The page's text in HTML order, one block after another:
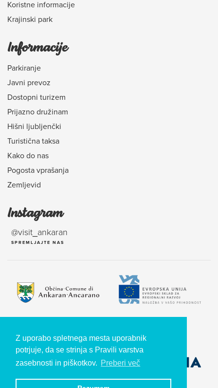
Z uporabo spletnega mesta uporabnik
potrjuje, da se strinja s Pravili varstva
zasebnosti in piškotkov. Preberi več
Koristne informacije
Krajinski park
Informacije
Parkiranje
Javni prevoz
Dostopni turizem
Prijazno družinam
Hišni ljubljenčki
Turistična taksa
Kako do nas
Pogosta vprašanja
Zemljevid
Instagram
@visit_ankaran
SPREMLJAJTE NAS